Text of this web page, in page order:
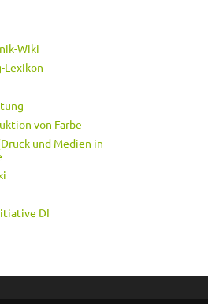
Wiki
Lexikon
von Farbe
und Medien in
DI